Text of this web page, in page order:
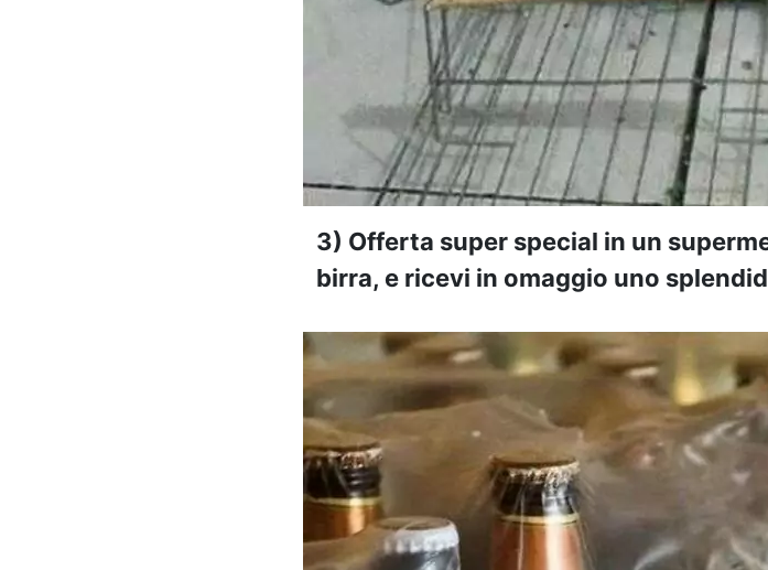
3) Offerta super special in un
birra, e ricevi in omaggio uno